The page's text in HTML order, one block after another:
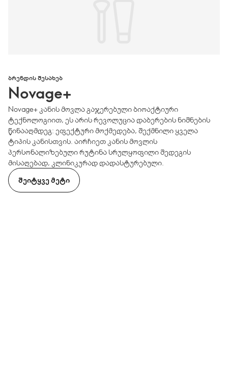
ᲑᲠᲔᲜᲓᲘᲡ ᲨᲔᲡᲐᲮᲔᲑ
Novage+
Novage+ კანის მოვლა გაჯერებული ბიოაქტიური
ტექნოლოგიით, ეს არის რევოლუცია დაბერების ნიშნების
წინააღმდეგ: ეფექტური მოქმედება, შექმნილი ყველა
ტიპის კანისთვის. აირჩიეთ კანის მოვლის
პერსონალიზებული რუტინა სრულყოფილი შედეგის
მისაღებად, კლინიკურად დადასტურებული.
ᲨᲔᲘᲢᲧᲕᲔ ᲛᲔᲢᲘ